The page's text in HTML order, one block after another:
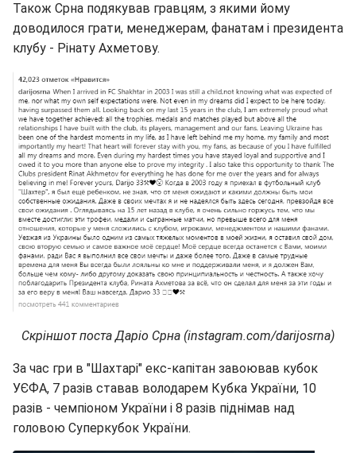
Також Срна подякував гравцям, з якими йому
доводилося грати, менеджерам, фанатам і президента
клубу - Рінату Ахметову.
Скріншот поста Даріо Срна (instagram.com/darijosrna)
За час гри в "Шахтарі" екс-капітан завоював кубок
УЄФА, 7 разів ставав володарем Кубка України, 10
разів - чемпіоном України і 8 разів піднімав над
головою Суперкубок України.